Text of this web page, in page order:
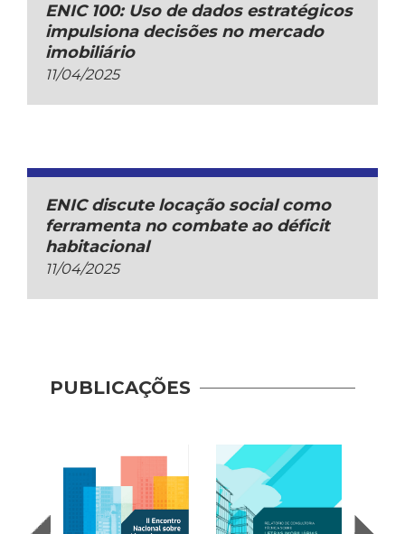
ENIC 100: Uso de dados estratégicos
impulsiona decisões no mercado
imobiliário
11/04/2025
ENIC discute locação social como
ferramenta no combate ao déficit
habitacional
11/04/2025
PUBLICAÇÕES